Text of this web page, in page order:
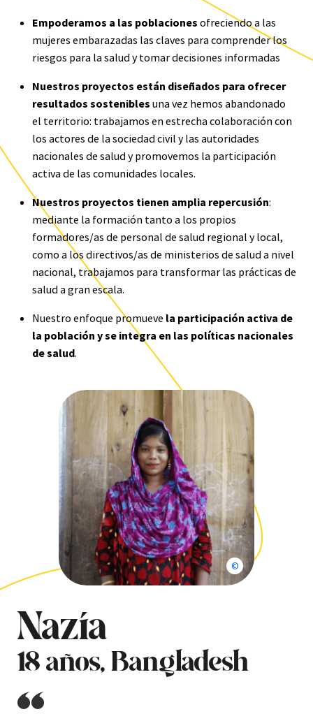
Empoderamos a las poblaciones ofreciendo a las
mujeres embarazadas las claves para comprender los
riesgos para la salud y tomar decisiones informadas
Nuestros proyectos están diseñados para ofrecer
resultados sostenibles una vez hemos abandonado
el territorio: trabajamos en estrecha colaboración con
los actores de la sociedad civil y las autoridades
nacionales de salud y promovemos la participación
activa de las comunidades locales.
Nuestros proyectos tienen amplia repercusión:
mediante la formación tanto a los propios
formadores/as de personal de salud regional y local,
como a los directivos/as de ministerios de salud a nivel
nacional, trabajamos para transformar las prácticas de
salud a gran escala.
Nuestro enfoque promueve la participación activa de
la población y se integra en las políticas nacionales
de salud.
Rakib Ahsan/
Nazia
18 años, Bangladesh